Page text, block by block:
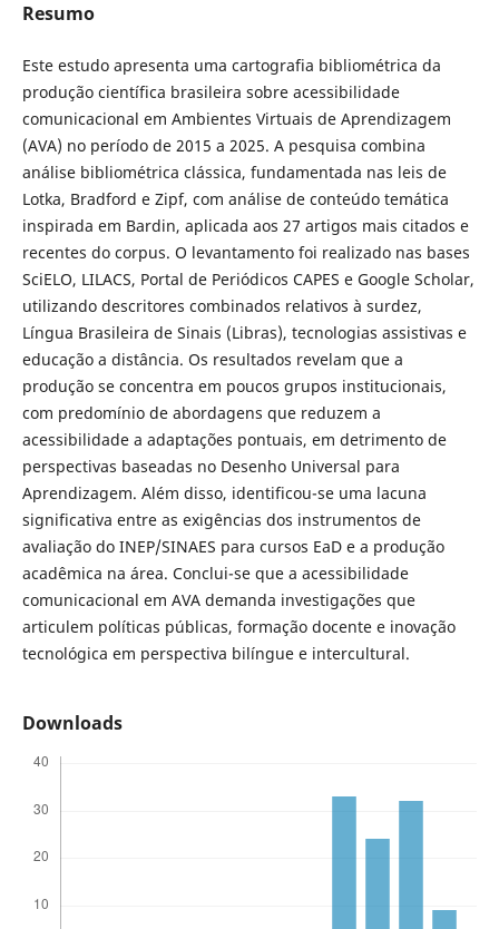
Resumo
Este estudo apresenta uma cartografia bibliométrica da
produção científica brasileira sobre acessibilidade
comunicacional em Ambientes Virtuais de Aprendizagem
(AVA) no período de 2015 a 2025. A pesquisa combina
análise bibliométrica clássica, fundamentada nas leis de
Lotka, Bradford e Zipf, com análise de conteúdo temática
inspirada em Bardin, aplicada aos 27 artigos mais citados e
recentes do corpus. O levantamento foi realizado nas bases
SciELO, LILACS, Portal de Periódicos CAPES e Google Scholar,
utilizando descritores combinados relativos à surdez,
Língua Brasileira de Sinais (Libras), tecnologias assistivas e
educação a distância. Os resultados revelam que a
produção se concentra em poucos grupos institucionais,
com predomínio de abordagens que reduzem a
acessibilidade a adaptações pontuais, em detrimento de
perspectivas baseadas no Desenho Universal para
Aprendizagem. Além disso, identificou-se uma lacuna
significativa entre as exigências dos instrumentos de
avaliação do INEP/SINAES para cursos EaD e a produção
acadêmica na área. Conclui-se que a acessibilidade
comunicacional em AVA demanda investigações que
articulem políticas públicas, formação docente e inovação
tecnológica em perspectiva bilíngue e intercultural.
Downloads